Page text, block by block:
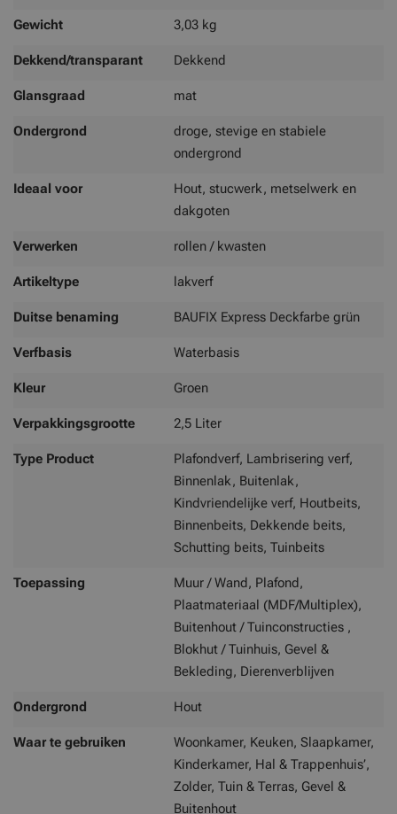
Gewicht 3,03 kg
Dekkend/transparant Dekkend
Glansgraad mat
Ondergrond
droge, stevige en stabiele
ondergrond
Ideaal voor
Hout, stucwerk, metselwerk en
dakgoten
Verwerken rollen / kwasten
Artikeltype lakverf
Duitse benaming BAUFIX Express Deckfarbe grün
Verfbasis Waterbasis
Kleur Groen
Verpakkingsgrootte 2,5 Liter
Type Product
Plafondverf, Lambrisering verf,
Binnenlak, Buitenlak,
Kindvriendelijke verf, Houtbeits,
Binnenbeits, Dekkende beits,
Schutting beits, Tuinbeits
Toepassing
Muur / Wand, Plafond,
Plaatmateriaal (MDF/Multiplex),
Buitenhout / Tuinconstructies ,
Blokhut / Tuinhuis, Gevel &
Bekleding, Dierenverblijven
Ondergrond Hout
Waar te gebruiken
Woonkamer, Keuken, Slaapkamer,
Kinderkamer, Hal & Trappenhuis’,
Zolder, Tuin & Terras, Gevel &
Buitenhout